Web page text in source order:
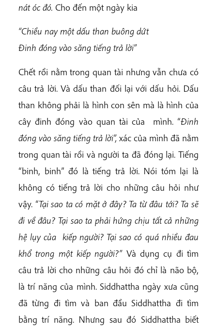
nát óc đó. Cho đến một ngày kia
“Chiều nay một dấu than buông dứt
Đinh đóng vào săng tiếng trả lời”
Chết rồi nằm trong quan tài nhưng vẫn chưa có
câu trả lời. Và dấu than đối lại với dấu hỏi. Dấu
than không phải là hình con sên mà là hình của
cây đinh đóng vào quan tài của mình. “Đinh
đóng vào săng tiếng trả lời”, xác của mình đã nằm
trong quan tài rồi và người ta đã đóng lại. Tiếng
“binh, binh” đó là tiếng trả lời. Nói tóm lại là
không có tiếng trả lời cho những câu hỏi như
vậy. “Tại sao ta có mặt ở đây? Ta từ đâu tới? Ta sẽ
đi về đâu? Tại sao ta phải hứng chịu tất cả những
hệ lụy của kiếp người? Tại sao có quá nhiều đau
khổ trong một kiếp người?”Và dụng cụ đi tìm
câu trả lời cho những câu hỏi đó chỉ là não bộ,
là trí năng của mình. Siddhattha ngày xưa cũng
đã từng đi tìm và ban đầu Siddhattha đi tìm
bằng trí năng. Nhưng sau đó Siddhattha biết